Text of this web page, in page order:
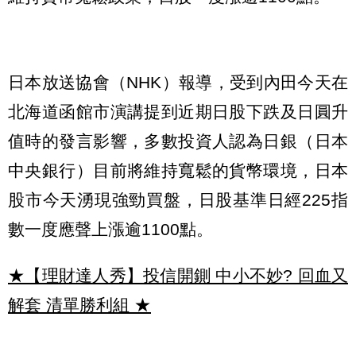
日本放送協會（NHK）報導，受到內田今天在
北海道函館市演講提到近期日股下跌及日圓升
值時的發言影響，多數投資人認為日銀（日本
中央銀行）目前將維持寬鬆的貨幣環境，日本
股市今天湧現強勁買盤，日股基準日經225指
數一度應聲上漲逾1100點。
★【理財達人秀】投信開鍘 中小不妙? 回血又
解套 清單勝利組 ★